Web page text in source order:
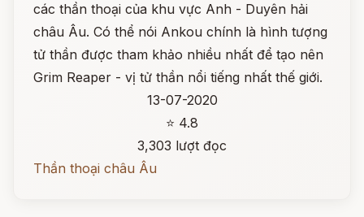
các thần thoại của khu vực Anh - Duyên hải
châu Âu. Có thể nói Ankou chính là hình tượng
tử thần được tham khảo nhiều nhất để tạo nên
Grim Reaper - vị tử thần nổi tiếng nhất thế giới.
13-07-2020
⭐ 4.8
3,303 lượt đọc
Thần thoại châu Âu